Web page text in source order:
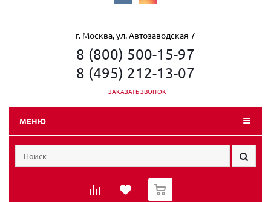
г. Москва, ул. Автозаводская 7
8 (800) 500-15-97
8 (495) 212-13-07
ЗАКАЗАТЬ ЗВОНОК
МЕНЮ
0